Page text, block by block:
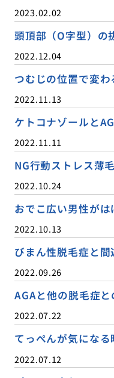
2023.02.02
頭頂部（O字型）の
2022.12.04
つむじの位置で変
2022.11.13
ケトコナゾールと
2022.11.11
NG行動ストレス薄
2022.10.24
おでこ広い男性が
2022.10.13
びまん性脱毛症と
2022.09.26
AGAと他の脱毛症と
2022.07.22
てっぺんが気にな
2022.07.12